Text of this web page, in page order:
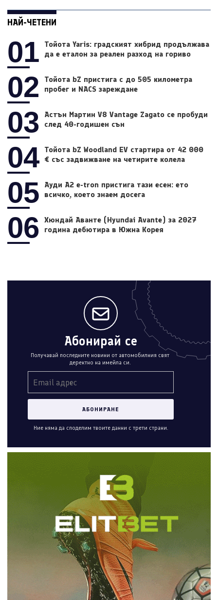
НАЙ-ЧЕТЕНИ
01
Тойота Yaris: градският хибрид продължава
да е еталон за реален разход на гориво
02
Тойота bZ пристига с до 505 километра
пробег и NACS зареждане
03
Астън Мартин V8 Vantage Zagato се пробуди
след 40-годишен сън
04 Тойота bZ Woodland EV стартира от 42 000
€ със задвижване на четирите колела
05
Ауди A2 e-tron пристига тази есен: ето
всичко, което знаем досега
06
Хюндай Аванте (Hyundai Avante) за 2027
година дебютира в Южна Корея
Абонирай се
Получавай последните новини от автомобилния свят
деректно на имейла си.
Ние няма да споделим твоите данни с трети страни.